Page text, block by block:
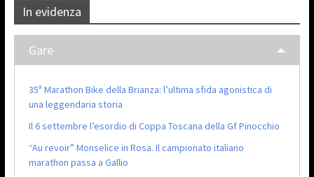
In evidenza
Gare
35ª Marathon Bike della Brianza: l’ultima sfida agonistica di
una leggendaria storia
Il 6 settembre l’esordio di Coppa Toscana della Gf Pinocchio
“Au revoir” Monselice in Rosa. Il campionato italiano
marathon passa a Gallio